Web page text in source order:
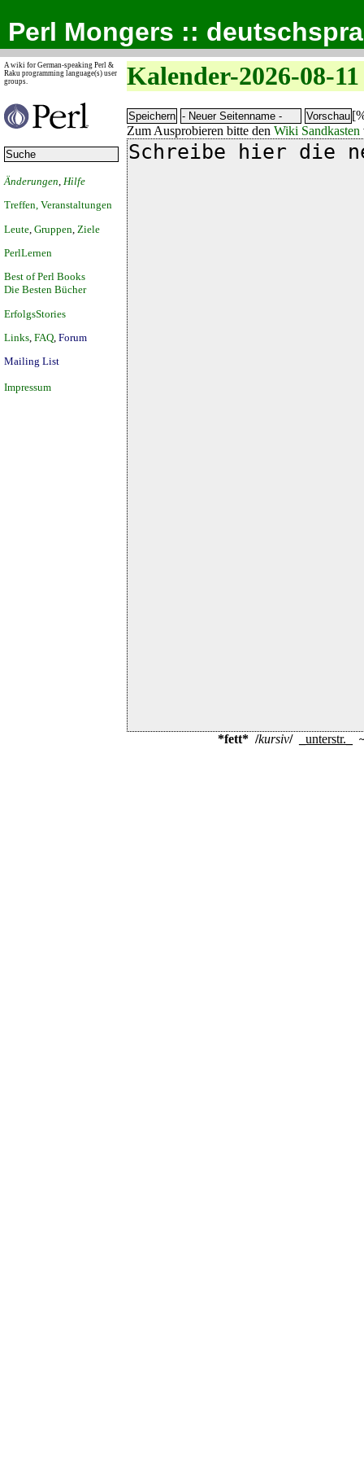
Perl Mongers ::
A wiki for German-speaking Perl &
Raku programming language(s) user
groups.
Änderungen Hilfe
Treffen, Veranstaltungen
Leute Gruppen Ziele
PerlLernen
Best of Perl Books
Die Besten Bücher
ErfolgsStories
Links FAQ Forum
Mailing List
Impressum
Kalender-2026-08-11
Zum Ausprobieren bitte den Wiki Sandkasten
*fett* /kursiv/ unterstr. ~